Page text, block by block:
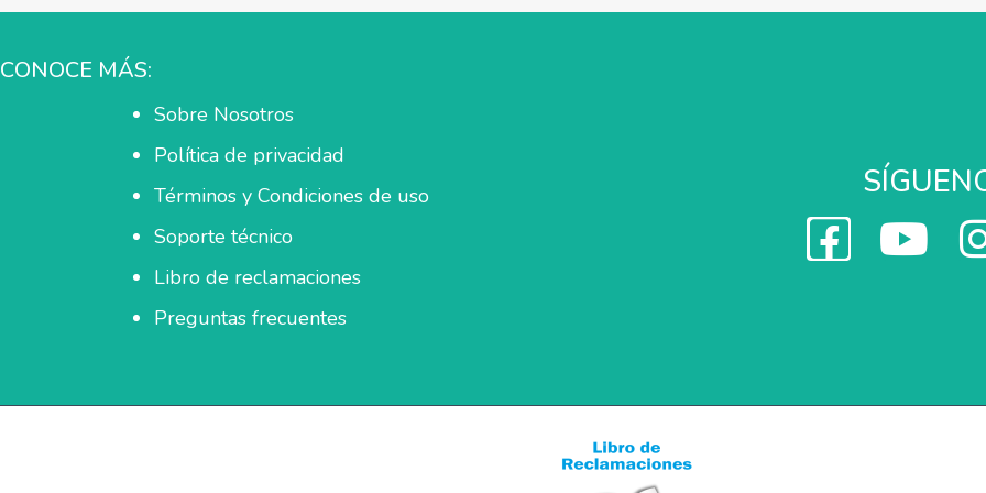
CONOCE MÁS:
Sobre Nosotros
Política de privacidad
Términos y Condiciones de uso
Soporte técnico
Libro de reclamaciones
Preguntas frecuentes